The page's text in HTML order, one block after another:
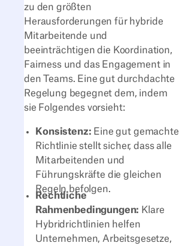
zu den größten
Herausforderungen für hybride
Mitarbeitende und
beeinträchtigen die Koordination,
Fairness und das Engagement in
den Teams. Eine gut durchdachte
Regelung begegnet dem, indem
sie Folgendes vorsieht:
Konsistenz: Eine gut gemachte
Richtlinie stellt sicher, dass alle
Mitarbeitenden und
Führungskräfte die gleichen
Regeln befolgen.
Rechtliche
Rahmenbedingungen: Klare
Hybridrichtlinien helfen
Unternehmen, Arbeitsgesetze,